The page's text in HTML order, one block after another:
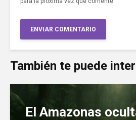
También te puede
El Amazonas